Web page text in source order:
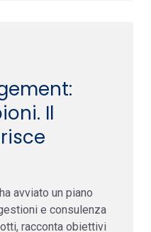
Il
avviato un piano
e consulenza
racconta obiettivi